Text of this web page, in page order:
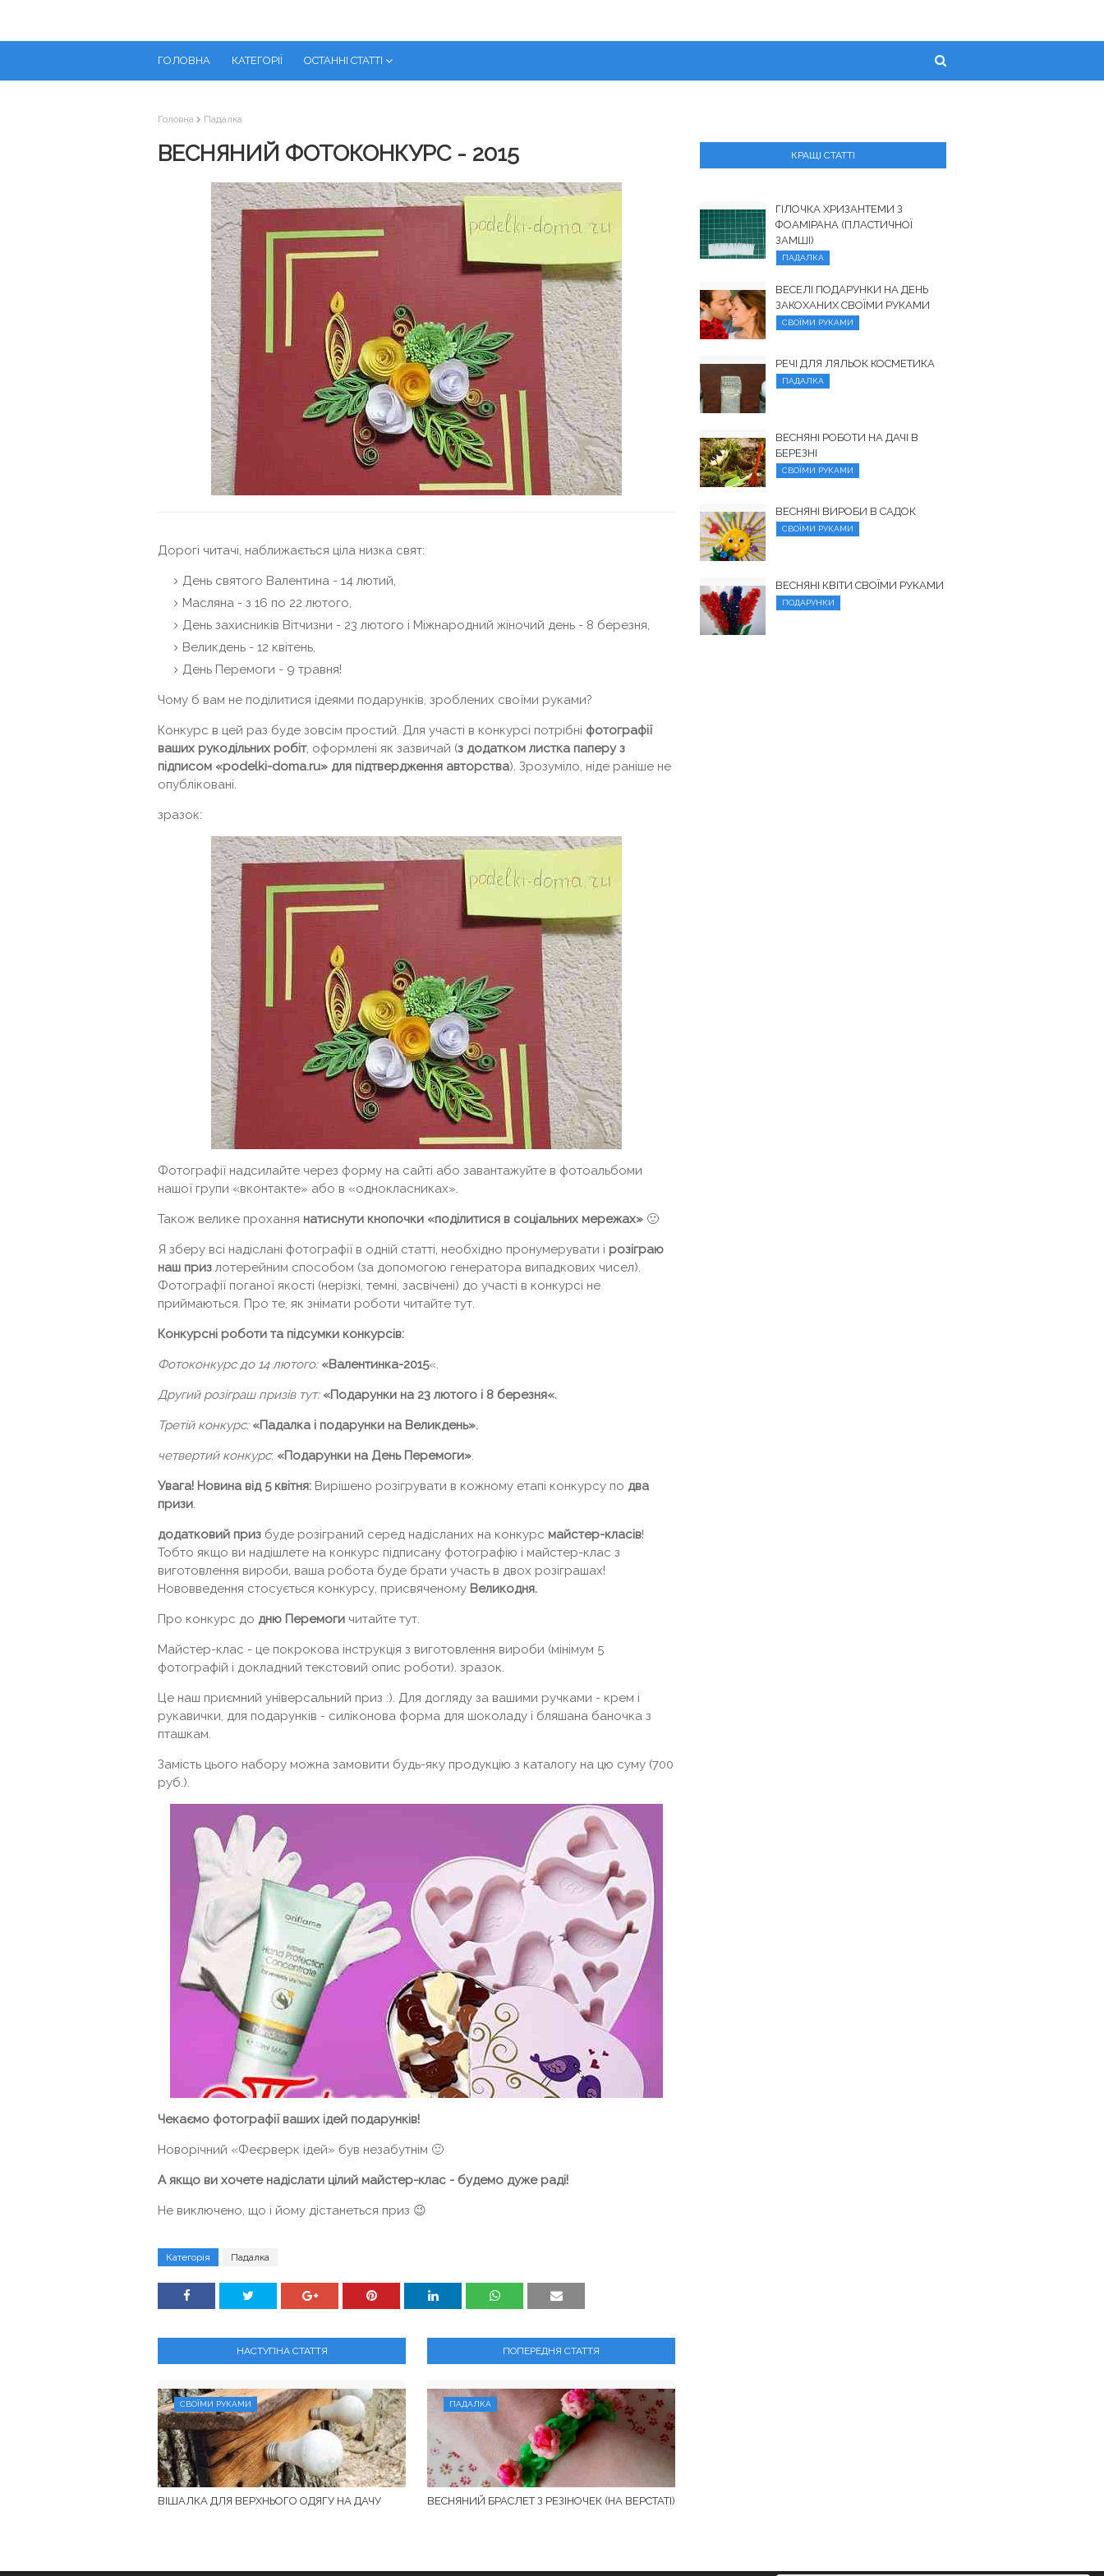
ГОЛОВНА КАТЕГОРІЇ ОСТАННІ СТАТТІ
Головна Падалка
ВЕСНЯНИЙ ФОТОКОНКУРС - 2015
Дорогі читачі, наближається ціла низка свят:
День святого Валентина - 14 лютий,
Масляна - з 16 по 22 лютого,
День захисників Вітчизни - 23 лютого і Міжнародний жіночий день - 8 березня,
Великдень - 12 квітень,
День Перемоги - 9 травня!
Чому б вам не поділитися ідеями подарунків, зроблених своїми руками?
Конкурс в цей раз буде зовсім простий. Для участі в конкурсі потрібні фотографії
ваших рукодільних робіт, оформлені як зазвичай (з додатком листка паперу з
підписом «podelki-doma.ru» для підтвердження авторства). Зрозуміло, ніде раніше не
опубліковані.
зразок:
Фотографії надсилайте через форму на сайті або завантажуйте в фотоальбоми
нашої групи «вконтакте» або в «однокласниках».
Також велике прохання натиснути кнопочки «поділитися в соціальних мережах» 🙂
Я зберу всі надіслані фотографії в одній статті, необхідно пронумерувати і розіграю
наш приз лотерейним способом (за допомогою генератора випадкових чисел).
Фотографії поганої якості (нерізкі, темні, засвічені) до участі в конкурсі не
приймаються. Про те, як знімати роботи читайте тут.
Конкурсні роботи та підсумки конкурсів:
Фотоконкурс до 14 лютого: «Валентинка-2015«.
Другий розіграш призів тут:«Подарунки на 23 лютого і 8 березня«.
Третій конкурс: «Падалка і подарунки на Великдень».
четвертий конкурс: «Подарунки на День Перемоги».
Увага! Новина від 5 квітня: Вирішено розігрувати в кожному етапі конкурсу по два
призи.
додатковий приз буде розіграний серед надісланих на конкурс майстер-класів!
Тобто якщо ви надішлете на конкурс підписану фотографію і майстер-клас з
виготовлення вироби, ваша робота буде брати участь в двох розіграшах!
Нововведення стосується конкурсу, присвяченому Великодня.
Про конкурс до дню Перемоги читайте тут.
Майстер-клас - це покрокова інструкція з виготовлення вироби (мінімум 5
фотографій і докладний текстовий опис роботи). зразок.
Це наш приємний універсальний приз :). Для догляду за вашими ручками - крем і
рукавички, для подарунків - силіконова форма для шоколаду і бляшана баночка з
пташкам.
Замість цього набору можна замовити будь-яку продукцію з каталогу на цю суму (700
руб.).
Чекаємо фотографії ваших ідей подарунків!
Новорічний «Феєрверк ідей» був незабутнім 🙂
А якщо ви хочете надіслати цілий майстер-клас - будемо дуже раді!
Не виключено, що і йому дістанеться приз 😉
Категорія Падалка
НАСТУПНА СТАТТЯ
СВОЇМИ РУКАМИ
ВІШАЛКА ДЛЯ ВЕРХНЬОГО ОДЯГУ НА ДАЧУ
ПОПЕРЕДНЯ СТАТТЯ
ПАДАЛКА
ВЕСНЯНИЙ БРАСЛЕТ З РЕЗІНОЧЕК (НА ВЕРСТАТІ)
КРАЩІ СТАТТІ
ГІЛОЧКА ХРИЗАНТЕМИ З
ФОАМІРАНА (ПЛАСТИЧНОЇ
ЗАМШІ)
ПАДАЛКА
ВЕСЕЛІ ПОДАРУНКИ НА ДЕНЬ
ЗАКОХАНИХ СВОЇМИ РУКАМИ
СВОЇМИ РУКАМИ
РЕЧІ ДЛЯ ЛЯЛЬОК КОСМЕТИКА
ПАДАЛКА
ВЕСНЯНІ РОБОТИ НА ДАЧІ В
БЕРЕЗНІ
СВОЇМИ РУКАМИ
ВЕСНЯНІ ВИРОБИ В САДОК
СВОЇМИ РУКАМИ
ВЕСНЯНІ КВІТИ СВОЇМИ РУКАМИ
ПОДАРУНКИ